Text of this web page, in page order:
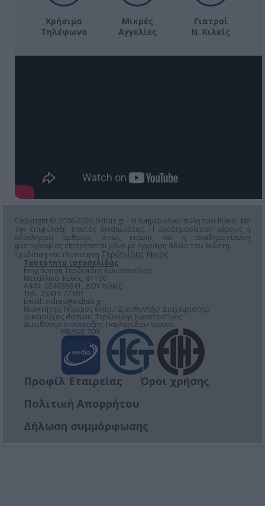
Χρήσιμα
Τηλέφωνα
Μικρές
Αγγελίες
Γιατροί
Ν. Κιλκίς
Copyright © 2006-2026 Eidisis.gr - Η ενημερωτική πύλη του Κιλκίς. Με
την επιφύλαξη παντός δικαιώματος. Η αναδημοσίευση μέρους ή
ολόκληρου άρθρου, όπως επίσης και η αναδημοσίευση
φωτογραφίας επιτρέπεται μόνο μέ έγγραφη άδεια του εκδότη.
Σχεδίαση και Υλοποίηση Τερζενίδης Νικος
Ταυτότητα ιστοσελίδας
Επιχείρηση Τερζενίδης Κωνσταντίνος
Μεταλλικό, Κιλκίς, 61100
ΑΦΜ: 024638641, ΔΟΥ Κιλκίς
Τηλ.: 23410 27307
Email: eidisis@eidisis.gr
Ιδιοκτήτης/ Νόμιμος εκπρ./ Διευθυντής/ Διαχειριστής/
Δικαιούχος domain: Τερζενίδης Κωνσταντίνος
Διευθύντρια σύνταξης: Παγλαρίδου Ιωάννα
Προφίλ Εταιρείας
Όροι χρήσης
Πολιτική Απορρήτου
Δήλωση συμμόρφωσης